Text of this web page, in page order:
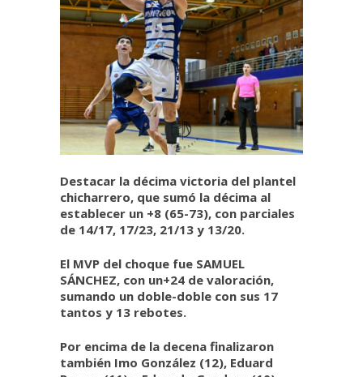
Destacar la décima victoria del plantel
chicharrero, que sumó la décima al
establecer un +8 (65-73), con parciales
de 14/17, 17/23, 21/13 y 13/20.
El MVP del choque fue SAMUEL
SÁNCHEZ, con un+24 de valoración,
sumando un doble-doble con sus 17
tantos y 13 rebotes.
Por encima de la decena finalizaron
también Imo González (12), Eduard